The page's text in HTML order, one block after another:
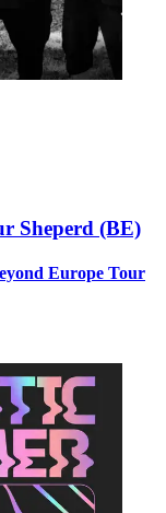
Sheperd (BE)
Europe Tour